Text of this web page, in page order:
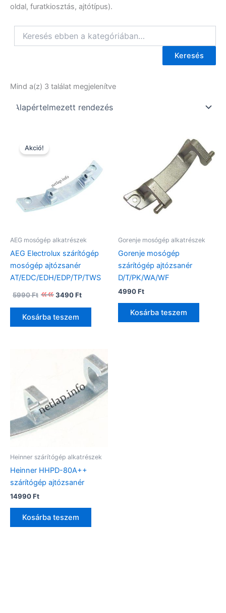
oldal, furatkiosztás, ajtótípus).
Keresés
Mind a(z) 3 találat megjelenítve
Akció!
AEG mosógép alkatrészek
AEG Electrolux szárítógép
mosógép ajtózsanér
AT/EDC/EDH/EDP/TP/TWS
5990Ft
Original
price
was:
5990 Ft.
3490Ft
price
is:
Kosárba teszem
Gorenje mosógép alkatrészek
Gorenje mosógép
szárítógép ajtózsanér
D/T/PK/WA/WF
4990Ft
Kosárba teszem
Heinner szárítógép alkatrészek
Heinner HHPD-80A++
szárítógép ajtózsanér
14990Ft
Kosárba teszem